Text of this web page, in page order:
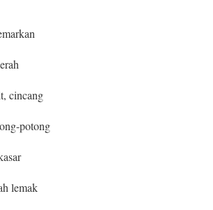
cincang
potong
lemak